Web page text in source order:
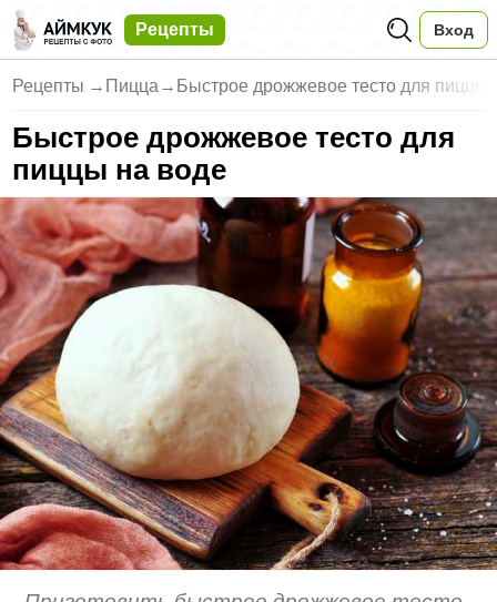
Рецепты Вход
Рецепты → Пицца → Быстрое дрожжевое тесто для пиццы
Быстрое дрожжевое тесто для
пиццы на воде